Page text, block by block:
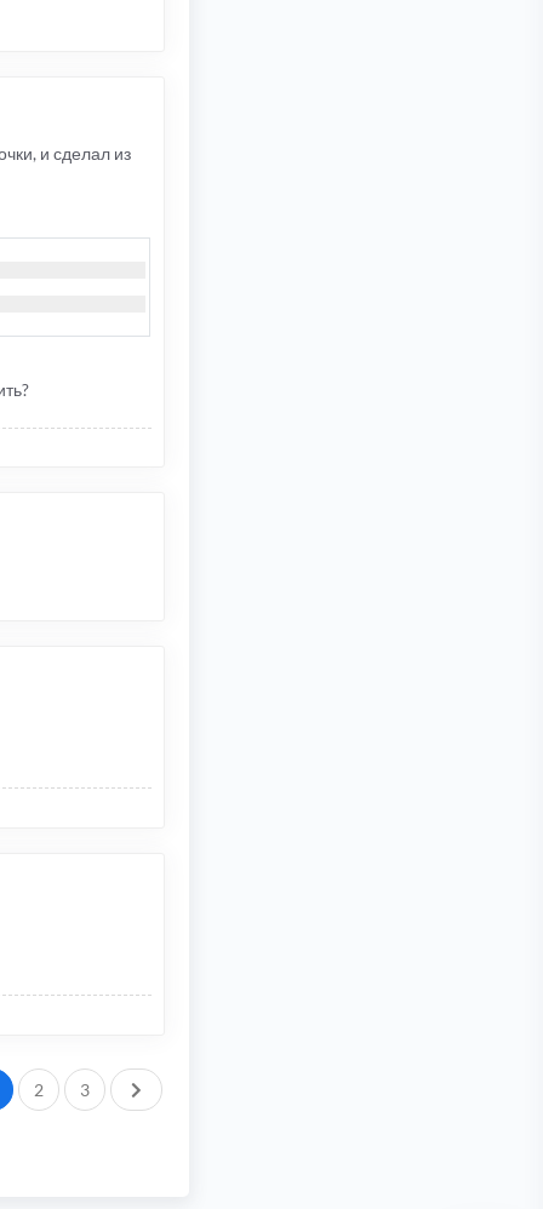
и сделал из
2 3 След.